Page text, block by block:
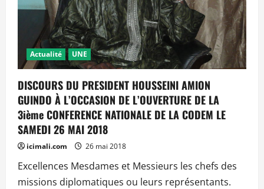
Actualité UNE
DISCOURS DU PRESIDENT HOUSSEINI AMION
GUINDO À L’OCCASION DE L’OUVERTURE DE LA
3ième CONFERENCE NATIONALE DE LA CODEM LE
SAMEDI 26 MAI 2018
icimali.com 26 mai 2018
Excellences Mesdames et Messieurs les chefs des
missions diplomatiques ou leurs représentants.